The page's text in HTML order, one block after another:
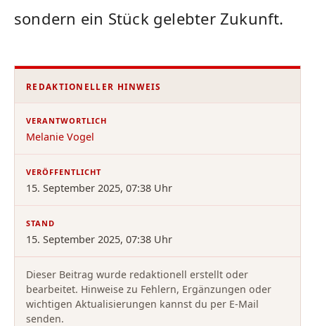
sondern ein Stück gelebter Zukunft.
REDAKTIONELLER HINWEIS
VERANTWORTLICH
Melanie Vogel
VERÖFFENTLICHT
15. September 2025, 07:38 Uhr
STAND
15. September 2025, 07:38 Uhr
Dieser Beitrag wurde redaktionell erstellt oder
bearbeitet. Hinweise zu Fehlern, Ergänzungen oder
wichtigen Aktualisierungen kannst du per E-Mail
senden.